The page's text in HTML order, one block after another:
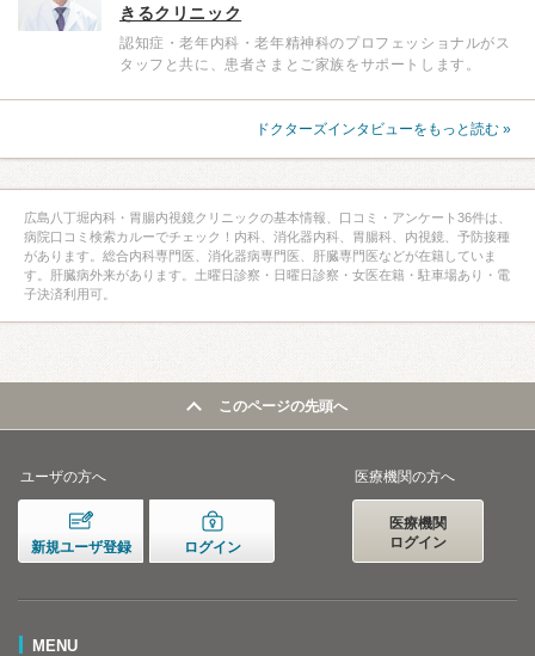
きるクリニック
認知症・老年内科・老年精神科のプロフェッショナルがス
タッフと共に、患者さまとご家族をサポートします。
ドクターズインタビューをもっと読む »
広島八丁堀内科・胃腸内視鏡クリニックの基本情報、口コミ・アンケート36件は、
病院口コミ検索カルーでチェック！内科、消化器内科、胃腸科、内視鏡、予防接種
があります。総合内科専門医、消化器病専門医、肝臓専門医などが在籍していま
す。肝臓病外来があります。土曜日診察・日曜日診察・女医在籍・駐車場あり・電
子決済利用可。
このページの先頭へ
ユーザの方へ
新規ユーザ登録 ログイン
医療機関の方へ
医療機関
ログイン
MENU